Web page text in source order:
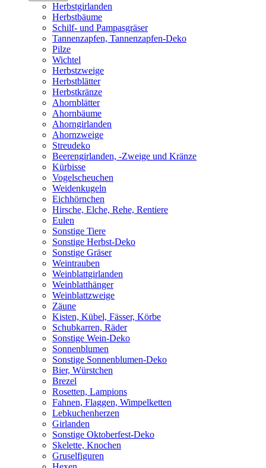
Herbstgirlanden
Herbstbäume
Schilf- und Pampasgräser
Tannenzapfen, Tannenzapfen-Deko
Pilze
Wichtel
Herbstzweige
Herbstblätter
Herbstkränze
Ahornblätter
Ahornbäume
Ahorngirlanden
Ahornzweige
Streudeko
Beerengirlanden, -Zweige und Kränze
Kürbisse
Vogelscheuchen
Weidenkugeln
Eichhörnchen
Hirsche, Elche, Rehe, Rentiere
Eulen
Sonstige Tiere
Sonstige Herbst-Deko
Sonstige Gräser
Weintrauben
Weinblattgirlanden
Weinblatthänger
Weinblattzweige
Zäune
Kisten, Kübel, Fässer, Körbe
Schubkarren, Räder
Sonstige Wein-Deko
Sonnenblumen
Sonstige Sonnenblumen-Deko
Bier, Würstchen
Brezel
Rosetten, Lampions
Fahnen, Flaggen, Wimpelketten
Lebkuchenherzen
Girlanden
Sonstige Oktoberfest-Deko
Skelette, Knochen
Gruselfiguren